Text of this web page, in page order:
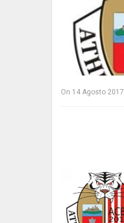
On 14 Agosto 2017